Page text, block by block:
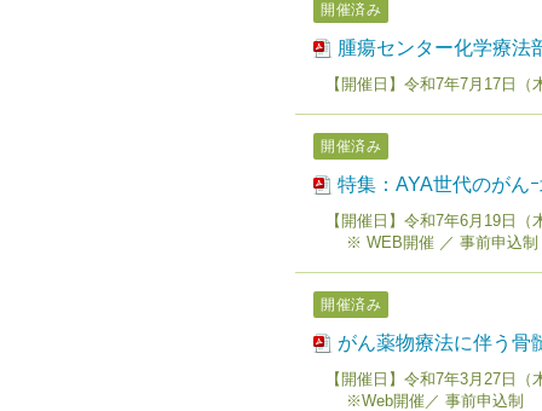
開催済み
腫瘍センター化学療法
【開催日】令和7年7月17
開催済み
特集：AYA世代のがん
【開催日】令和7年6月19日（
※ WEB開催 ／ 事前申込制
開催済み
がん薬物療法に伴う骨
【開催日】令和7年3月27日（
※Web開催／ 事前申込制